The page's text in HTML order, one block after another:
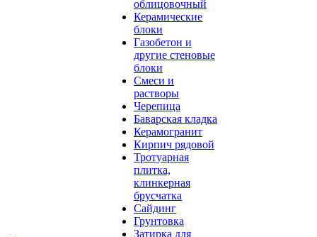
облицовочный
Керамические
блоки
Газобетон и
другие стеновые
блоки
Смеси и
растворы
Черепица
Баварская кладка
Керамогранит
Кирпич рядовой
Тротуарная
плитка,
клинкерная
брусчатка
Сайдинг
Грунтовка
Затирка для